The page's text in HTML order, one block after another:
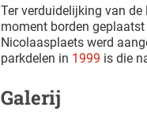
Ter verduidelijking van
moment borden
Nicolaasplaets werd
parkdelen in 1999 is die
Galerij